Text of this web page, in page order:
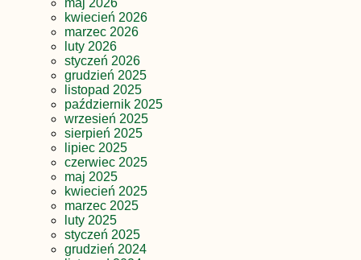
maj 2026
kwiecień 2026
marzec 2026
luty 2026
styczeń 2026
grudzień 2025
listopad 2025
październik 2025
wrzesień 2025
sierpień 2025
lipiec 2025
czerwiec 2025
maj 2025
kwiecień 2025
marzec 2025
luty 2025
styczeń 2025
grudzień 2024